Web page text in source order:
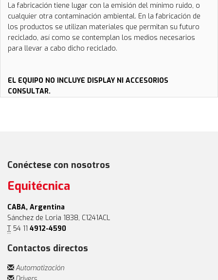
La fabricación tiene lugar con la emisión del mínimo ruido, o
cualquier otra contaminación ambiental. En la fabricación de
los productos se utilizan materiales que permitan su futuro
reciclado, así como se contemplan los medios necesarios
para llevar a cabo dicho reciclado.
EL EQUIPO NO INCLUYE DISPLAY NI ACCESORIOS
CONSULTAR.
Conéctese con nosotros
Equitécnica
CABA, Argentina
Sánchez de Loria 1838, C1241ACL
T54 11 4912-4590
Contactos directos
Automatización